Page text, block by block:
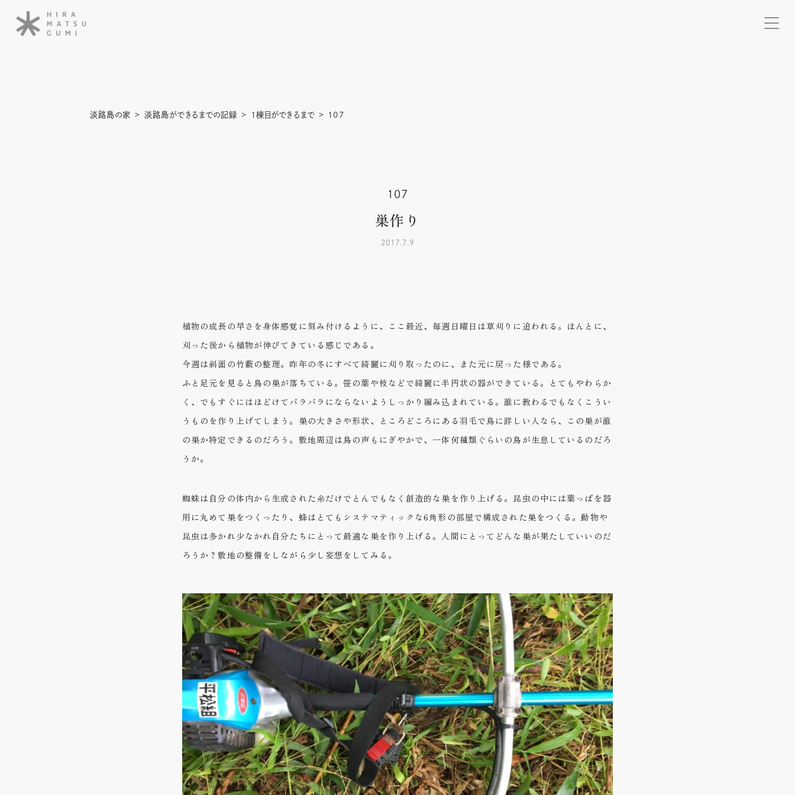
淡路島の家 淡路島ができるまでの記録 1棟目ができるまで 107
107
巣作り
2017.7.9
植物の成長の早さを身体感覚に刻み付けるように、ここ最近、毎週日曜日は草刈りに追われる。ほんとに、
刈った後から植物が伸びてきている感じである。
今週は斜面の竹藪の整理。昨年の冬にすべて綺麗に刈り取ったのに、また元に戻った様である。
ふと足元を見ると鳥の巣が落ちている。笹の葉や枝などで綺麗に半円状の器ができている。とてもやわらか
く、でもすぐにはほどけてバラバラにならないようしっかり編み込まれている。誰に教わるでもなくこうい
うものを作り上げてしまう。巣の大きさや形状、ところどころにある羽毛で鳥に詳しい人なら、この巣が誰
の巣か特定できるのだろう。敷地周辺は鳥の声もにぎやかで、一体何種類ぐらいの鳥が生息しているのだろ
うか。
蜘蛛は自分の体内から生成された糸だけでとんでもなく創造的な巣を作り上げる。昆虫の中には葉っぱを器
用に丸めて巣をつくったり、蜂はとてもシステマティックな6角形の部屋で構成された巣をつくる。動物や
昆虫は多かれ少なかれ自分たちにとって最適な巣を作り上げる。人間にとってどんな巣が果たしていいのだ
ろうか？敷地の整備をしながら少し妄想をしてみる。